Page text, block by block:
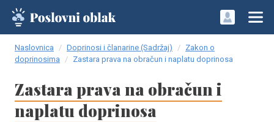
Naslovnica Doprinosi i članarine (Sadržaj)
Zakon o
doprinosima
Zastara prava na obračun i naplatu doprinosa
Zastara prava na obračun i
naplatu doprinosa